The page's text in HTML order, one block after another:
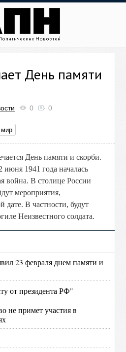
День памяти
0 0
День памяти и скорби.
июня 1941 года началась
война. В столице России
мероприятия,
дате. В частности, будут
Неизвестного солдата.
23 февраля днем памяти и
от президента РФ"
не примет участия в